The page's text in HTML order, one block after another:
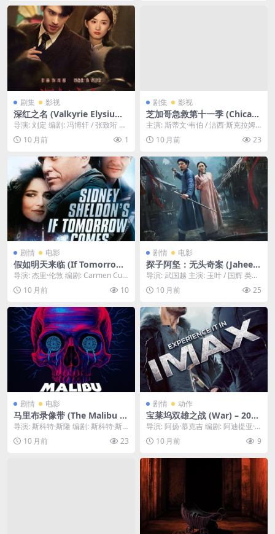
别节目
剧集 影视
深红之名 (Valkyrie Elysium
ONA) – 2025 -剧情 / 短片 /
费下载 聚焦于民国时期一群勇
讲述了一个关于勇气，友情以
及正义的故事
导演: 刘定 编剧: 冯博轩 / 张致珩 资
源下载：深红之名下载阿里云盘,百
度云...10 月前 1
剧集 影视
芝加哥急救第十一季 (Chicag
o Med) – 2015-至今 – 剧情 –
🩺聚焦芝加哥最繁忙医院里的
护士们在拯救生命的同时，处
理复杂人际关系的故事。🩺｜
US
主演: 斯蒂文·韦伯 / 洁西·斯克拉姆 /
卢克·米切尔 / 莎拉·拉莫斯 又...
10 月前 23
剧情 电影
假如明天来临 (If Tomorrow
Comes) – 1986 – 剧情/惊悚/
犯罪 – 夸克网盘/百度网盘免
费下载 💎一位被冤入狱的银
为一名游走于上流社会、技艺
高超的珠宝大盗。💎｜ US
导演: 杰里·伦敦 编剧: Carmen Culv
er / 西德尼·谢尔顿 资源...
10 月前 10
剧情 电影
探子阿坚：无头奇案 (Jaheem
the Spy: The Headless Cas
e) – 2023 – 喜剧/悬疑 – 夸克
网盘/百度网盘免费下载 🇹🇭糊
头命案，在寻找真相的过程
中，引发了一系列令人捧腹的
乌龙事件。🇹🇭｜ TH
导演: 武国越 主演: 玉叶 / 国辉 类型:
犯罪 / 古装 又名: Dete...
10 月前 25
剧情 电影
马里布录像带 (The Malibu Ta
pes) – 2019 – 恐怖 – 夸克网
盘/百度网盘免费下载 📹四名
高中毕业生在马里布失踪，一
导演: 斯科特·斯隆 编剧: 斯科特·斯
隆 资源下载：马里布录像带下载阿
里云盘,...
10 月前 23
剧情 动作
宝莱坞双雄之战 (War) – 2019
– 动作/惊悚 – 夸克网盘/百度
网盘免费下载 🇮🇳一名印度特
工被指派追捕并消灭他曾经的
球范围的猫鼠游戏就此展开。
🇮🇳｜ IN
导演: 阿扬·慕克吉 编剧: 阿迪提亚·
乔普拉 / 什里达·拉加万 / 阿巴斯·...
10 月前 9